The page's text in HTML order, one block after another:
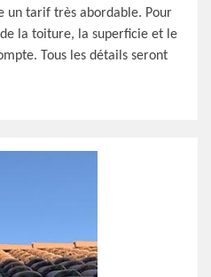
un tarif très abordable. Pour
la toiture, la superficie et le
Tous les détails seront